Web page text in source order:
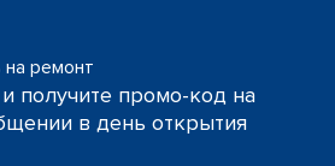
на ремонт
получите промо-код на
в день открытия